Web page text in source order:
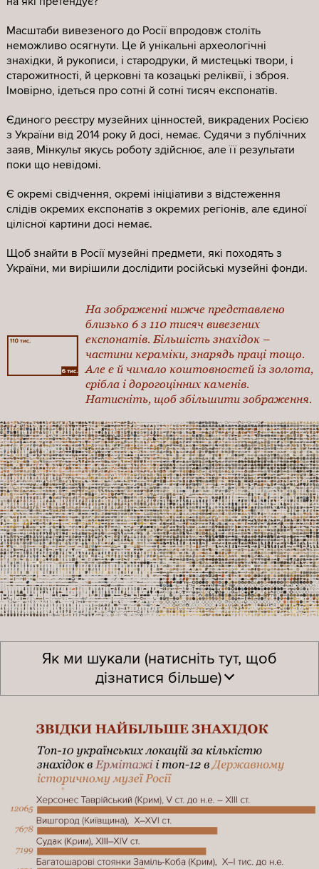
Масштаби вивезеного до Росії впродовж століть
неможливо осягнути. Це й унікальні археологічні
знахідки, й рукописи, і стародруки, й мистецькі твори, і
старожитності, й церковні та козацькі реліквії, і зброя.
Імовірно, ідеться про сотні й сотні тисяч експонатів.
Єдиного реєстру музейних цінностей, викрадених Росією
з України від 2014 року й досі, немає. Судячи з публічних
заяв, Мінкульт якусь роботу здійснює, але її результати
поки що невідомі.
Є окремі свідчення, окремі ініціативи з відстеження
слідів окремих експонатів з окремих регіонів, але єдиної
цілісної картини досі немає.
Щоб знайти в Росії музейні предмети, які походять з
України, ми вирішили дослідити російські музейні фонди.
На зображенні нижче представлено
близько 6 з 110 тисяч вивезених
експонатів. Більшість знахідок –
частини кераміки, знарядь праці тощо.
Але є й чимало коштовностей із золота,
срібла і дорогоцінних каменів.
Натисніть, щоб збільшити зображення.
Як ми шукали (натисніть тут, щоб
дізнатися більше)
У відкритому каталозі російського музейного фонду
міститься близько 3,5 млн експонатів з 870 російських
музеїв. Це далеко не все наявне, оскільки лише в
Державному Ермітажі (Санкт-Петербург) та в
Державному історичному музеї Росії (Москва)
міститься відповідно 3 млн і 4,5 млн експонатів.
Але цей каталог виявився не надто інформативним.
Хоча деякі експонати повеселили: наприклад, чоловічі
й жіночі труси з Луганської області, вироблені в 1990-х,